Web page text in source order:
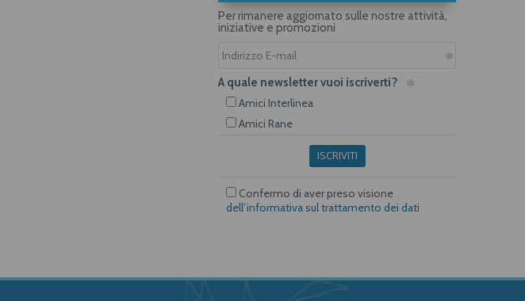
Per rimanere aggiornato sulle nostre attività,
iniziative e promozioni
A quale newsletter vuoi iscriverti?
Amici Interlinea
Amici Rane
ISCRIVITI
Confermo di aver preso visione
dell’informativa sul trattamento dei dati